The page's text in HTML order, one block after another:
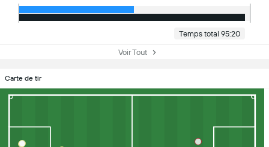
Temps total 95:20
Voir Tout
Carte de tir